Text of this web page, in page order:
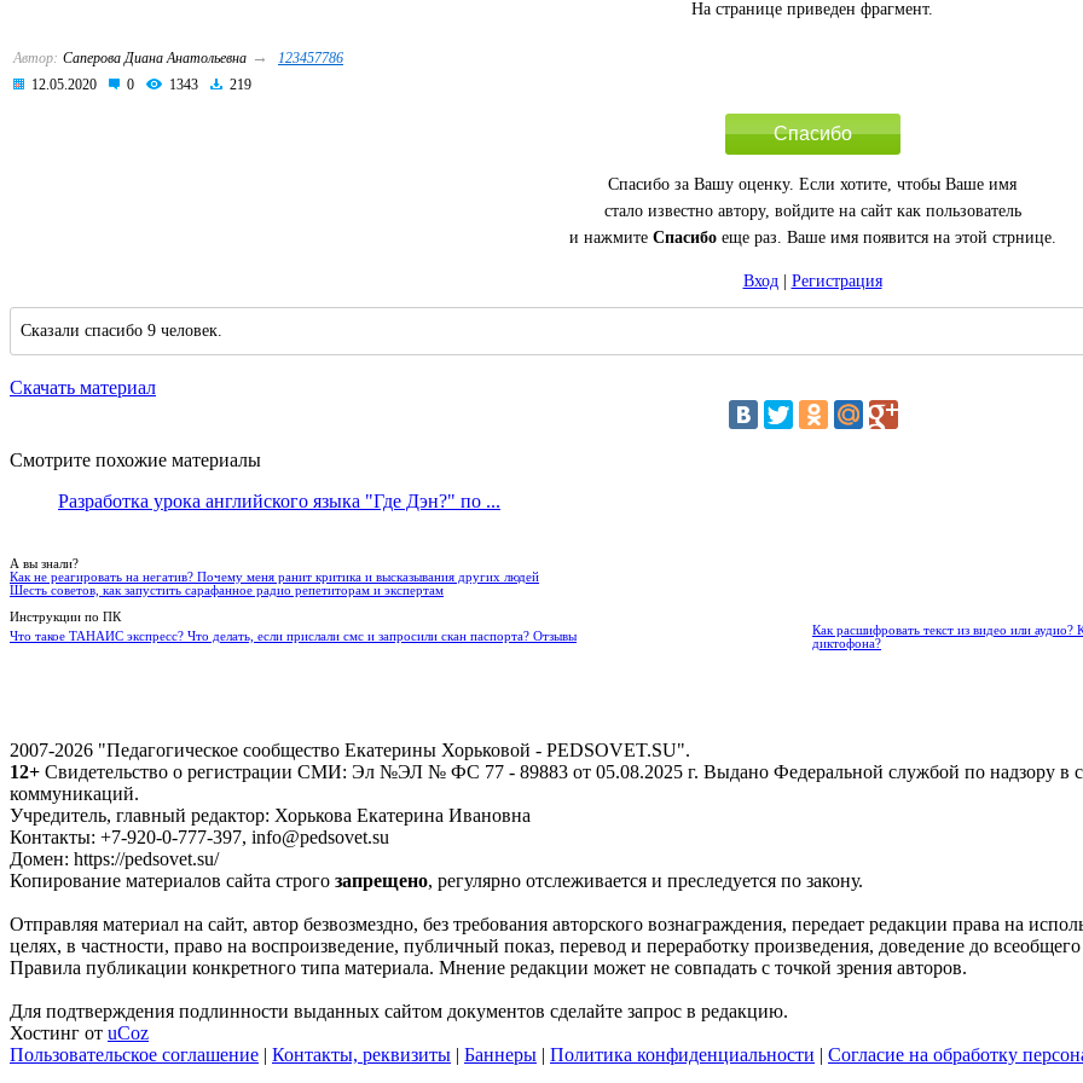
На странице приведен фрагмент.
Автор: Саперова Диана Анатольевна →
123457786
12.05.2020
0 1343 219
Спасибо
Спасибо за Вашу оценку. Если хотите, чтобы Ваше имя
стало известно автору, войдите на сайт как пользователь
и нажмите Спасибоеще раз. Ваше имя появится на этой стрнице.
Вход| Регистрация
Сказали спасибо 9 человек.
Скачать материал
Смотрите похожие материалы
Разработка урока английского языка "Где Дэн?" по ...
А вы знали?
Как не реагировать на негатив? Почему меня ранит критика и высказывания других людей
Шесть советов, как запустить сарафанное радио репетиторам и экспертам
Инструкции по ПК
Что такое ТАНАИС экспресс? Что делать, если прислали смс и запросили скан паспорта? Отзывы
Как расшифровать текст из видео или аудио?
диктофона?
2007-2026 "Педагогическое сообщество Екатерины Хорьковой - PEDSOVET.SU".
12+ Свидетельство о регистрации СМИ: Эл №ЭЛ № ФС 77 - 89883 от 05.08.2025 г. Выдано Федеральной службой по надзору в
коммуникаций.
Учредитель, главный редактор: Хорькова Екатерина Ивановна
Контакты: +7-920-0-777-397, info@pedsovet.su
Домен: https://pedsovet.su/
Копирование материалов сайта строго запрещено, регулярно отслеживается и преследуется по закону.
Отправляя материал на сайт, автор безвозмездно, без требования авторского вознаграждения, передает редакции права на
целях, в частности, право на воспроизведение, публичный показ, перевод и переработку произведения, доведение до
Правила публикации конкретного типа материала. Мнение редакции может не совпадать с точкой зрения авторов.
Для подтверждения подлинности выданных сайтом документов сделайте запрос в редакцию.
Хостинг от uCoz
Пользовательское соглашение | Контакты, реквизиты | Баннеры | Политика конфиденциальности | Согласие на обработку